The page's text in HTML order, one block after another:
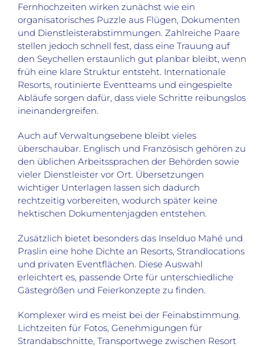
Fernhochzeiten wirken zunächst wie ein
organisatorisches Puzzle aus Flügen, Dokumenten
und Dienstleisterabstimmungen. Zahlreiche Paare
stellen jedoch schnell fest, dass eine Trauung auf
den Seychellen erstaunlich gut planbar bleibt, wenn
früh eine klare Struktur entsteht. Internationale
Resorts, routinierte Eventteams und eingespielte
Abläufe sorgen dafür, dass viele Schritte reibungslos
ineinandergreifen.
Auch auf Verwaltungsebene bleibt vieles
überschaubar. Englisch und Französisch gehören zu
den üblichen Arbeitssprachen der Behörden sowie
vieler Dienstleister vor Ort. Übersetzungen
wichtiger Unterlagen lassen sich dadurch
rechtzeitig vorbereiten, wodurch später keine
hektischen Dokumentenjagden entstehen.
Zusätzlich bietet besonders das Inselduo Mahé und
Praslin eine hohe Dichte an Resorts, Strandlocations
und privaten Eventflächen. Diese Auswahl
erleichtert es, passende Orte für unterschiedliche
Gästegrößen und Feierkonzepte zu finden.
Komplexer wird es meist bei der Feinabstimmung.
Lichtzeiten für Fotos, Genehmigungen für
Strandabschnitte, Transportwege zwischen Resort